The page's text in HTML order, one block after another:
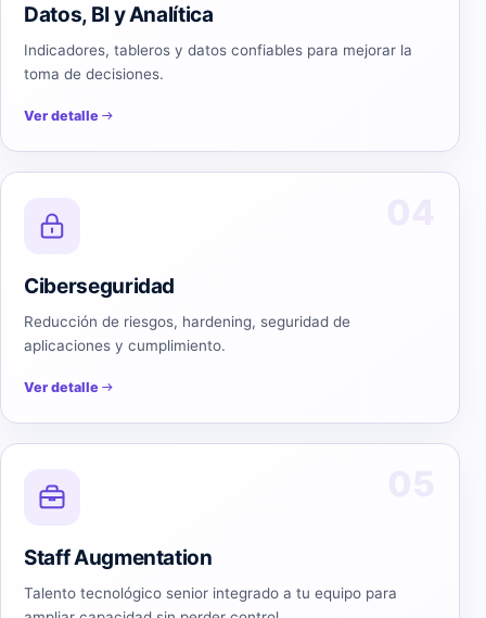
Datos, BI y Analítica
Indicadores, tableros y datos confiables para mejorar la
toma de decisiones.
Ver detalle
Ciberseguridad
Reducción de riesgos, hardening, seguridad de
aplicaciones y cumplimiento.
Ver detalle
Staff Augmentation
Talento tecnológico senior integrado a tu equipo para